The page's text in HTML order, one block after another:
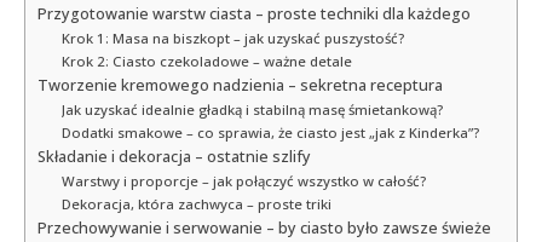
Przygotowanie warstw ciasta – proste techniki dla każdego
Krok 1: Masa na biszkopt – jak uzyskać puszystość?
Krok 2: Ciasto czekoladowe – ważne detale
Tworzenie kremowego nadzienia – sekretna receptura
Jak uzyskać idealnie gładką i stabilną masę śmietankową?
Dodatki smakowe – co sprawia, że ciasto jest „jak z Kinderka”?
Składanie i dekoracja – ostatnie szlify
Warstwy i proporcje – jak połączyć wszystko w całość?
Dekoracja, która zachwyca – proste triki
Przechowywanie i serwowanie – by ciasto było zawsze świeże